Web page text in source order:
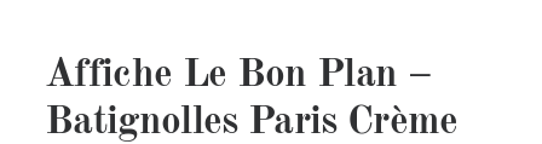
Affiche Le Bon Plan –
Batignolles Paris Crème